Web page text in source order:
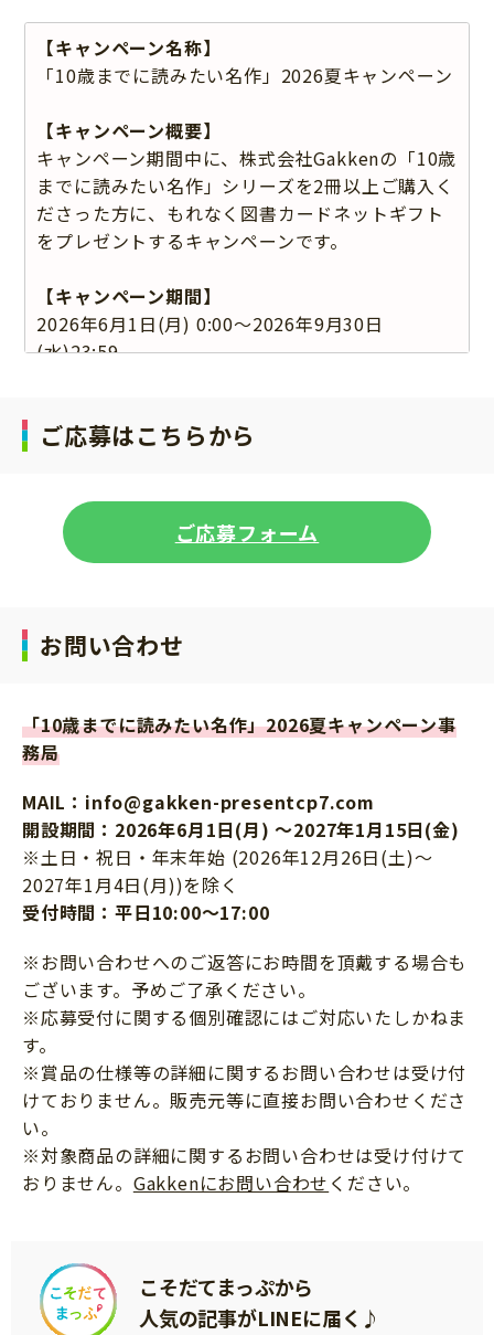
【キャンペーン名称】
「10歳までに読みたい名作」2026夏キャンペーン
【キャンペーン概要】
キャンペーン期間中に、株式会社Gakkenの「10歳
までに読みたい名作」シリーズを2冊以上ご購入く
ださった方に、もれなく図書カードネットギフト
をプレゼントするキャンペーンです。
【キャンペーン期間】
2026年6月1日(月) 0:00～2026年9月30日
(水)23:59
間内であること。
図書カードNEXTネットギフト300円分
※「図書カードネットギフト」は、デジタルギフ
トです。
また、図書カードネットギフトご利用上のトラブ
【対象商品】
「10歳までに読みたい名作」シリーズ 53点
世界名作1~31
日本名作1~12
「10歳までに読みたい名作ミステリー 怪盗アルセ
ーヌ・ルパン」全5タイトル
「10歳までに読みたい名作ミステリー 名探偵シャ
ーロック・ホームズ」全5タイトル
※店舗によっては対象商品のお取り扱いがない、
又は欠品している場合がございます。あらかじめ
ご了承ください。
※日本国内の書店（ネット通販含む）での対象商
品のご購入が条件です。電子書籍、旧版は対象外
です。
※中古でのご購入は対象外です。単品を定価でご
購入いただいたものに限らせていただきます。
・本規約にご同意いただける方
※未成年の方は、本規約内容および応募されるこ
とについて法定代理人の事前のご同意がない場合
ご応募はこちらから
ご応募フォーム
お問い合わせ
「10歳までに読みたい名作」2026夏キャンペーン事
務局
MAIL：info@gakken-presentcp7.com
開設期間：2026年6月1日(月) ～2027年1月15日(金)
※土日・祝日・年末年始 (2026年12月26日(土)～
2027年1月4日(月))を除く
受付時間：平日10:00～17:00
※お問い合わせへのご返答にお時間を頂戴する場合も
ございます。予めご了承ください。
※応募受付に関する個別確認にはご対応いたしかねま
す。
※賞品の仕様等の詳細に関するお問い合わせは受け付
けておりません。販売元等に直接お問い合わせくださ
い。
※対象商品の詳細に関するお問い合わせは受け付けて
おりません。 Gakkenにお問い合わせ ください。
こそだてまっぷから
人気の記事がLINEに届く♪